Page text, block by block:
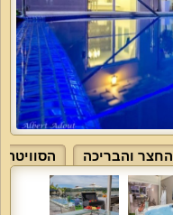
החצר והבריכה הסוויטה